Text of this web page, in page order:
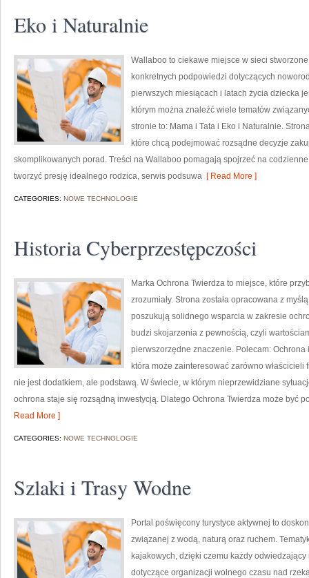
Eko i Naturalnie
Wallaboo to ciekawe miejsce w sieci
konkretnych podpowiedzi dotyczących
pierwszych miesiącach i latach życia dziecka
którym można znaleźć wiele tematów
stronie to: Mama i Tata i Eko i Naturalnie.
które chcą podejmować rozsądne decyzje
skomplikowanych porad. Treści na Wallaboo pomagają spojrzeć na
tworzyć presję idealnego rodzica, serwis podsuwa [ Read More ]
CATEGORIES: NOWE TECHNOLOGIE
Historia Cyberprzestępczości
Marka Ochrona Twierdza to miejsce, które
zrozumiały. Strona została opracowana z
poszukują solidnego wsparcia w zakresie
budzi skojarzenia z pewnością, czyli
pierwszorzędne znaczenie. Polecam:
która może zainteresować zarówno
nie jest dodatkiem, ale podstawą. W świecie, w którym nieprzewidziane
ochrona staje się rozsądną inwestycją. Dlatego Ochrona Twierdza może być
Read More ]
CATEGORIES: NOWE TECHNOLOGIE
Szlaki i Trasy Wodne
Portal poświęcony turystyce aktywnej to
związanej z wodą, naturą oraz ruchem.
kajakowych, dzięki czemu każdy
dotyczące organizacji wolnego czasu nad